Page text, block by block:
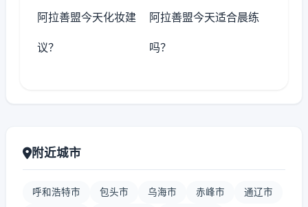
阿拉善盟今天化妆建
议？
阿拉善盟今天适合晨练
吗？
附近城市
呼和浩特市 包头市 乌海市 赤峰市 通辽市